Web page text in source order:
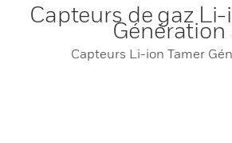
Capteurs de gaz
Génération
Capteurs Li-ion Tamer